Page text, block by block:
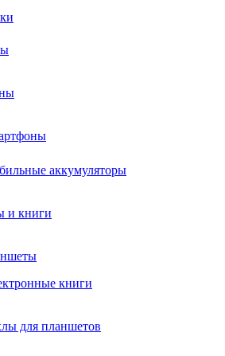
аккумуляторы
и книги
книги
для планшетов